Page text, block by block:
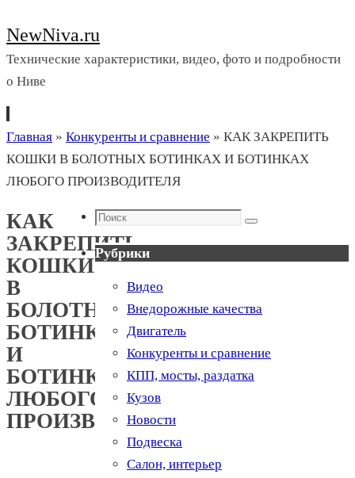
NewNiva.ru
Технические характеристики, видео, фото и подробности
о Ниве
Перейти
к
содержимому
Главная » Конкуренты и сравнение » КАК ЗАКРЕПИТЬ
КОШКИ В БОЛОТНЫХ БОТИНКАХ И БОТИНКАХ
ЛЮБОГО ПРОИЗВОДИТЕЛЯ
КАК
ЗАКРЕПИТЬ
КОШКИ
В
БОЛОТНЫХ
БОТИНКАХ
И
БОТИНКАХ
ЛЮБОГО
ПРОИЗВОДИТЕЛЯ
Поиск
Поиск
Рубрики
Видео
Внедорожные качества
Двигатель
Конкуренты и сравнение
КПП, мосты, раздатка
Кузов
Новости
Подвеска
Салон, интерьер